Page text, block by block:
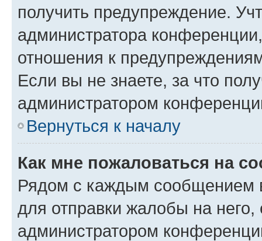
получить предупреждение.
администратора
отношения к
Если вы не знаете, за что
администратором
Вернуться к началу
Как мне пожаловаться на
Рядом с каждым сообщением
для отправки жалобы на
администратором